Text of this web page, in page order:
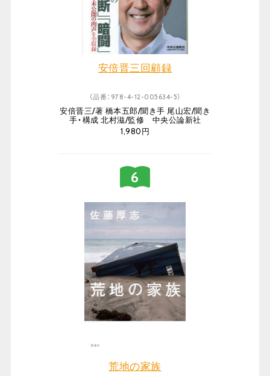
安倍晋三回顧録
（品番：978-4-12-005634-5）
安倍晋三/著 橋本五郎/聞き手 尾山宏/聞き
手・構成 北村滋/監修 中央公論新社
1,980円
荒地の家族